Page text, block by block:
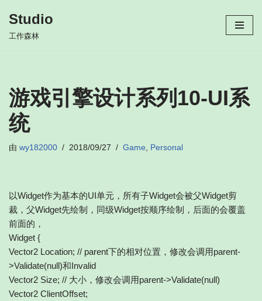
跳
Studio
工作森林
游戏引擎设计系列10-UI系
统
由 wy182000 2018/09/27 Game, Personal
以Widget作为基本的UI单元，所有子Widget会被父Widget剪
裁，父Widget先绘制，同级Widget按顺序绘制，后面的会覆盖
前面的，
Widget {
Vector2 Location; // parent下的相对位置，修改会调用parent-
>Validate(null)和Invalid
Vector2 Size; // 大小，修改会调用parent->Validate(null)
Vector2 ClientOffset;